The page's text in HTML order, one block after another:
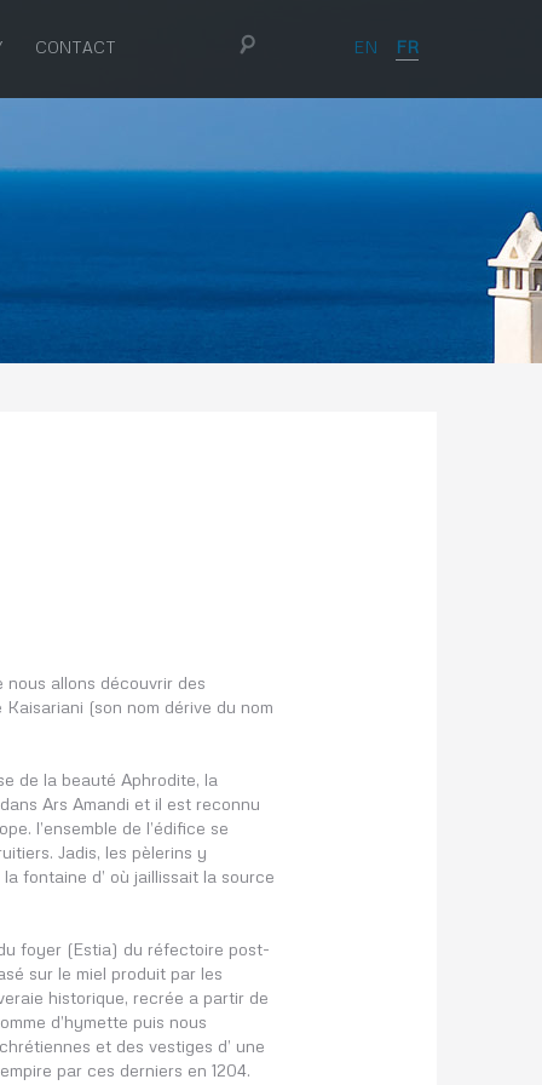
EN FR
CONTACT
allons découvrir des
(son nom dérive du nom
de la beauté Aphrodite, la
Ars Amandi et il est reconnu
l’ensemble de l’édifice se
Jadis, les pèlerins y
fontaine d’ où jaillissait la source
foyer (Estia) du réfectoire post-
sur le miel produit par les
historique, recrée a partir de
d’hymette puis nous
et des vestiges d’ une
par ces derniers en 1204.